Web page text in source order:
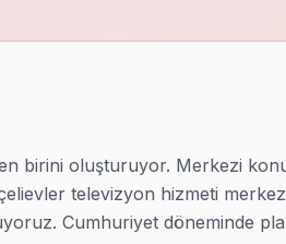
gizli arıza denetimi yapıyor; ücret
birini oluşturuyor. Merkezi
televizyon hizmeti
Cumhuriyet döneminde